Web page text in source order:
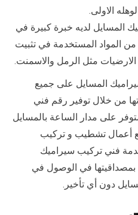
الاولى.
المسايل لديه خبرة كبيرة في
من المواد المستخدمة في تثبيت
مثل الرمل والاسمنت.
المسايل على جميع
من خلال توفير رقم فني
على مدار الساعة بالمسايل
أعمال تشطيب و تركيب
فني تركيب سيراميك
بمصداقيتها في الوصول في
دون أي تأخير.